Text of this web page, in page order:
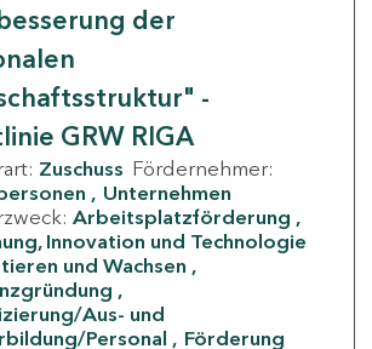
der
-
GRW RIGA
Zuschuss Fördernehmer:
Unternehmen
Arbeitsplatzförderung
Innovation und Technologie
und Wachsen
Aus- und
Personal
Förderung